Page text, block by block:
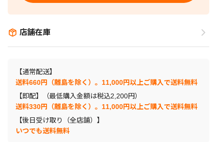
店舗在庫
【通常配送】
送料660円（離島を除く）。11,000円以上ご購入で送料無料
【即配】（最低購入金額は税込2,200円）
送料330円（離島を除く）。11,000円以上ご購入で送料無料
【後日受け取り（全店舗）】
いつでも送料無料